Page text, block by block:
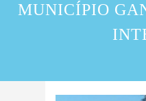
MUNICÍPIO